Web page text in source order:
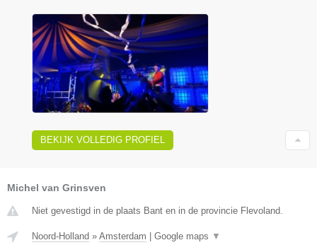
BEKIJK VOLLEDIG PROFIEL
Michel van Grinsven
Niet gevestigd in de plaats Bant en in de provincie Flevoland.
Noord-Holland » Amsterdam Google maps ▼